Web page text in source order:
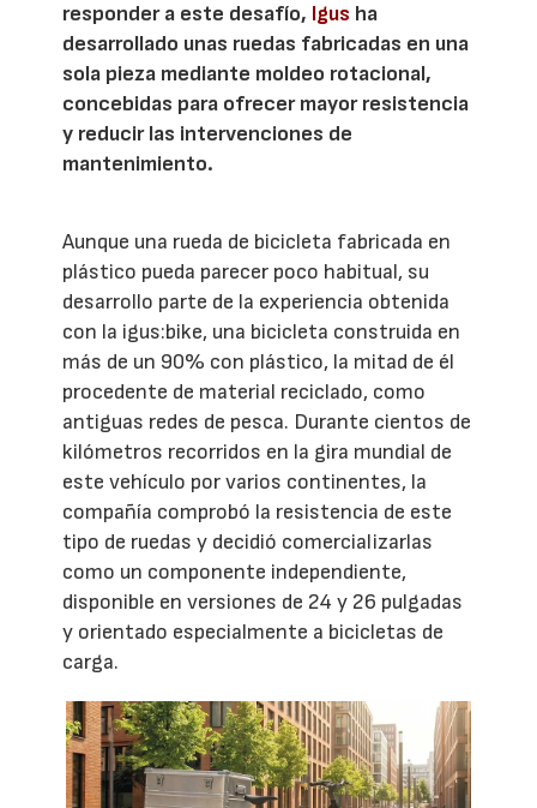
responder a este desafío, Igus ha
desarrollado unas ruedas fabricadas en una
sola pieza mediante moldeo rotacional,
concebidas para ofrecer mayor resistencia
y reducir las intervenciones de
mantenimiento.
Aunque una rueda de bicicleta fabricada en
plástico pueda parecer poco habitual, su
desarrollo parte de la experiencia obtenida
con la igus:bike, una bicicleta construida en
más de un 90% con plástico, la mitad de él
procedente de material reciclado, como
antiguas redes de pesca. Durante cientos de
kilómetros recorridos en la gira mundial de
este vehículo por varios continentes, la
compañía comprobó la resistencia de este
tipo de ruedas y decidió comercializarlas
como un componente independiente,
disponible en versiones de 24 y 26 pulgadas
y orientado especialmente a bicicletas de
carga.